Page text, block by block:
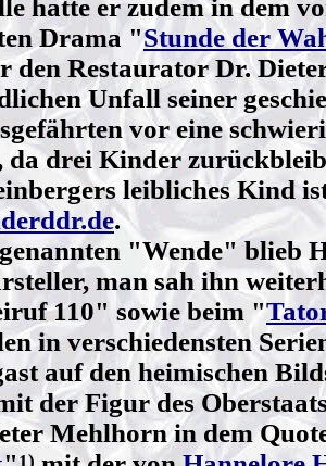
hatte er zudem in dem
Drama "Stunde der
den Restaurator Dr.
Unfall seiner
vor eine
da drei Kinder
leibliches Kind
.
"Wende" blieb
man sah ihn
110" sowie beim "
in verschiedensten
auf den heimischen
der Figur des
Mehlhorn in dem
1)